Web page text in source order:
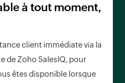
à tout moment,
client immédiate via la
de Zoho SalesIQ, pour
êtes disponible lorsque